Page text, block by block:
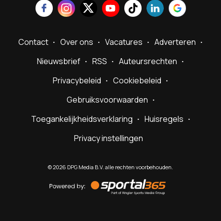
Contact Over ons Vacatures
Adverteren
Nieuwsbrief
RSS
Auteursrechten
Privacybeleid
Cookiebeleid
Gebruiksvoorwaarden
Toegankelijkheidsverklaring
Huisregels
Privacy instellingen
©2026 DPG Media B.V. alle rechten voorbehouden.
by
Sportal365